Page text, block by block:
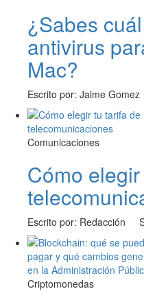
¿Sabes
antivirus
Mac?
Escrito por: Jaime
Comunicaciones
Cómo
Escrito por: Redacción
Criptomonedas